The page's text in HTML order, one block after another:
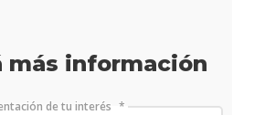
más información
de tu interés